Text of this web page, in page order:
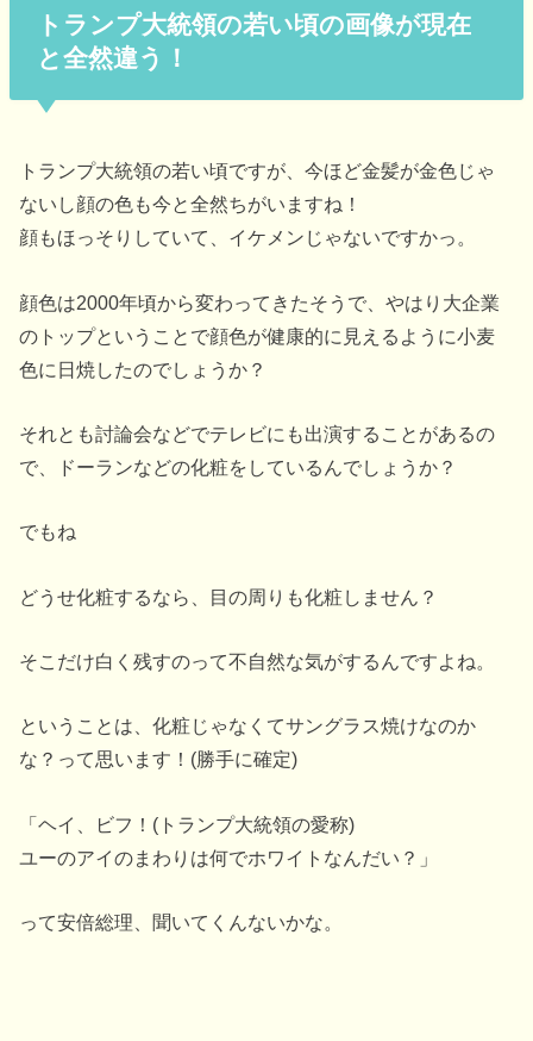
トランプ大統領の若い頃の画像が現在
と全然違う！
トランプ大統領の若い頃ですが、今ほど金髪が金色じゃ
ないし顔の色も今と全然ちがいますね！
顔もほっそりしていて、イケメンじゃないですかっ。
顔色は2000年頃から変わってきたそうで、やはり大企業
のトップということで顔色が健康的に見えるように小麦
色に日焼したのでしょうか？
それとも討論会などでテレビにも出演することがあるの
で、ドーランなどの化粧をしているんでしょうか？
でもね
どうせ化粧するなら、目の周りも化粧しません？
そこだけ白く残すのって不自然な気がするんですよね。
ということは、化粧じゃなくてサングラス焼けなのか
な？って思います！(勝手に確定)
「ヘイ、ビフ！(トランプ大統領の愛称)
ユーのアイのまわりは何でホワイトなんだい？」
って安倍総理、聞いてくんないかな。